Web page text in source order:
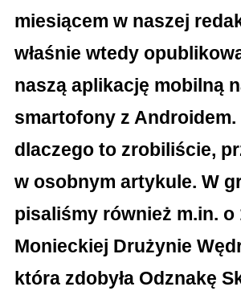
miesiącem w naszej
właśnie wtedy
naszą aplikację mobilną
smartofony z Androidem.
dlaczego to zrobiliście,
w osobnym artykule. W
pisaliśmy również m.in. o
Monieckiej Drużynie
która zdobyła Odznakę